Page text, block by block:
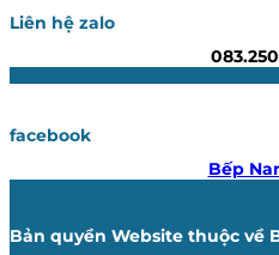
Liên hệ zalo
facebook
Bếp
Bản quyền Website thuộc về